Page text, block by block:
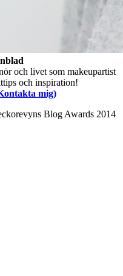
och livet som makeupartist
och inspiration!
mig)
Blog Awards 2014